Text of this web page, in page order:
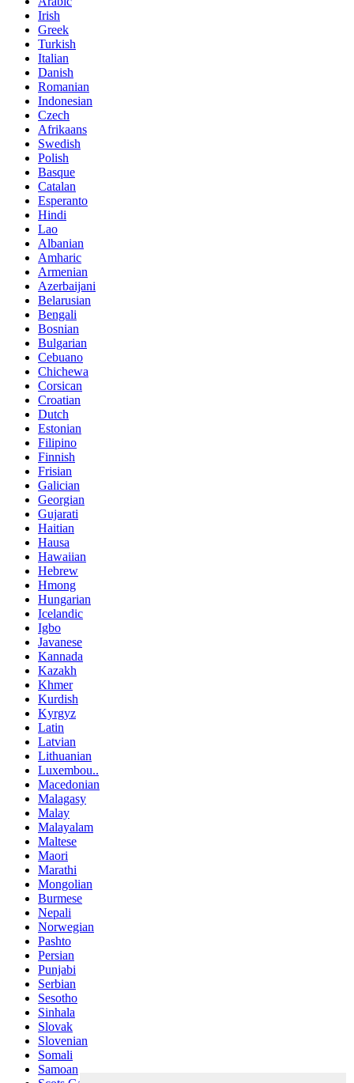
Irish
Greek
Turkish
Italian
Danish
Romanian
Indonesian
Czech
Afrikaans
Swedish
Polish
Basque
Catalan
Esperanto
Hindi
Lao
Albanian
Amharic
Armenian
Azerbaijani
Belarusian
Bengali
Bosnian
Bulgarian
Cebuano
Chichewa
Corsican
Croatian
Dutch
Estonian
Filipino
Finnish
Frisian
Galician
Georgian
Gujarati
Haitian
Hausa
Hawaiian
Hebrew
Hmong
Hungarian
Icelandic
Igbo
Javanese
Kannada
Kazakh
Khmer
Kurdish
Kyrgyz
Latin
Latvian
Lithuanian
Luxembou..
Macedonian
Malagasy
Malay
Malayalam
Maltese
Maori
Marathi
Mongolian
Burmese
Nepali
Norwegian
Pashto
Persian
Punjabi
Serbian
Sesotho
Sinhala
Slovak
Slovenian
Somali
Samoan